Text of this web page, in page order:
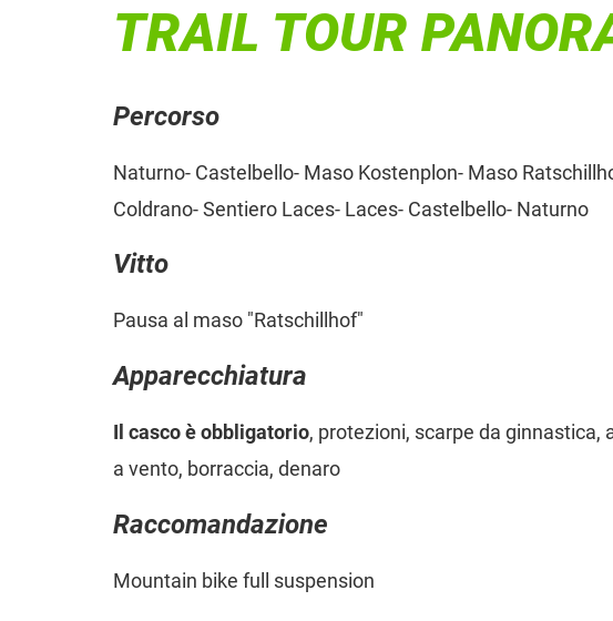
TRAIL TOUR
Percorso
Naturno- Castelbello- Maso Kostenplon- Maso
Coldrano- Sentiero Laces- Laces- Castelbello- Naturno
Vitto
Pausa al maso "Ratschillhof"
Apparecchiatura
Il casco è obbligatorio, protezioni, scarpe da ginnastica,
a vento, borraccia, denaro
Raccomandazione
Mountain bike full suspension